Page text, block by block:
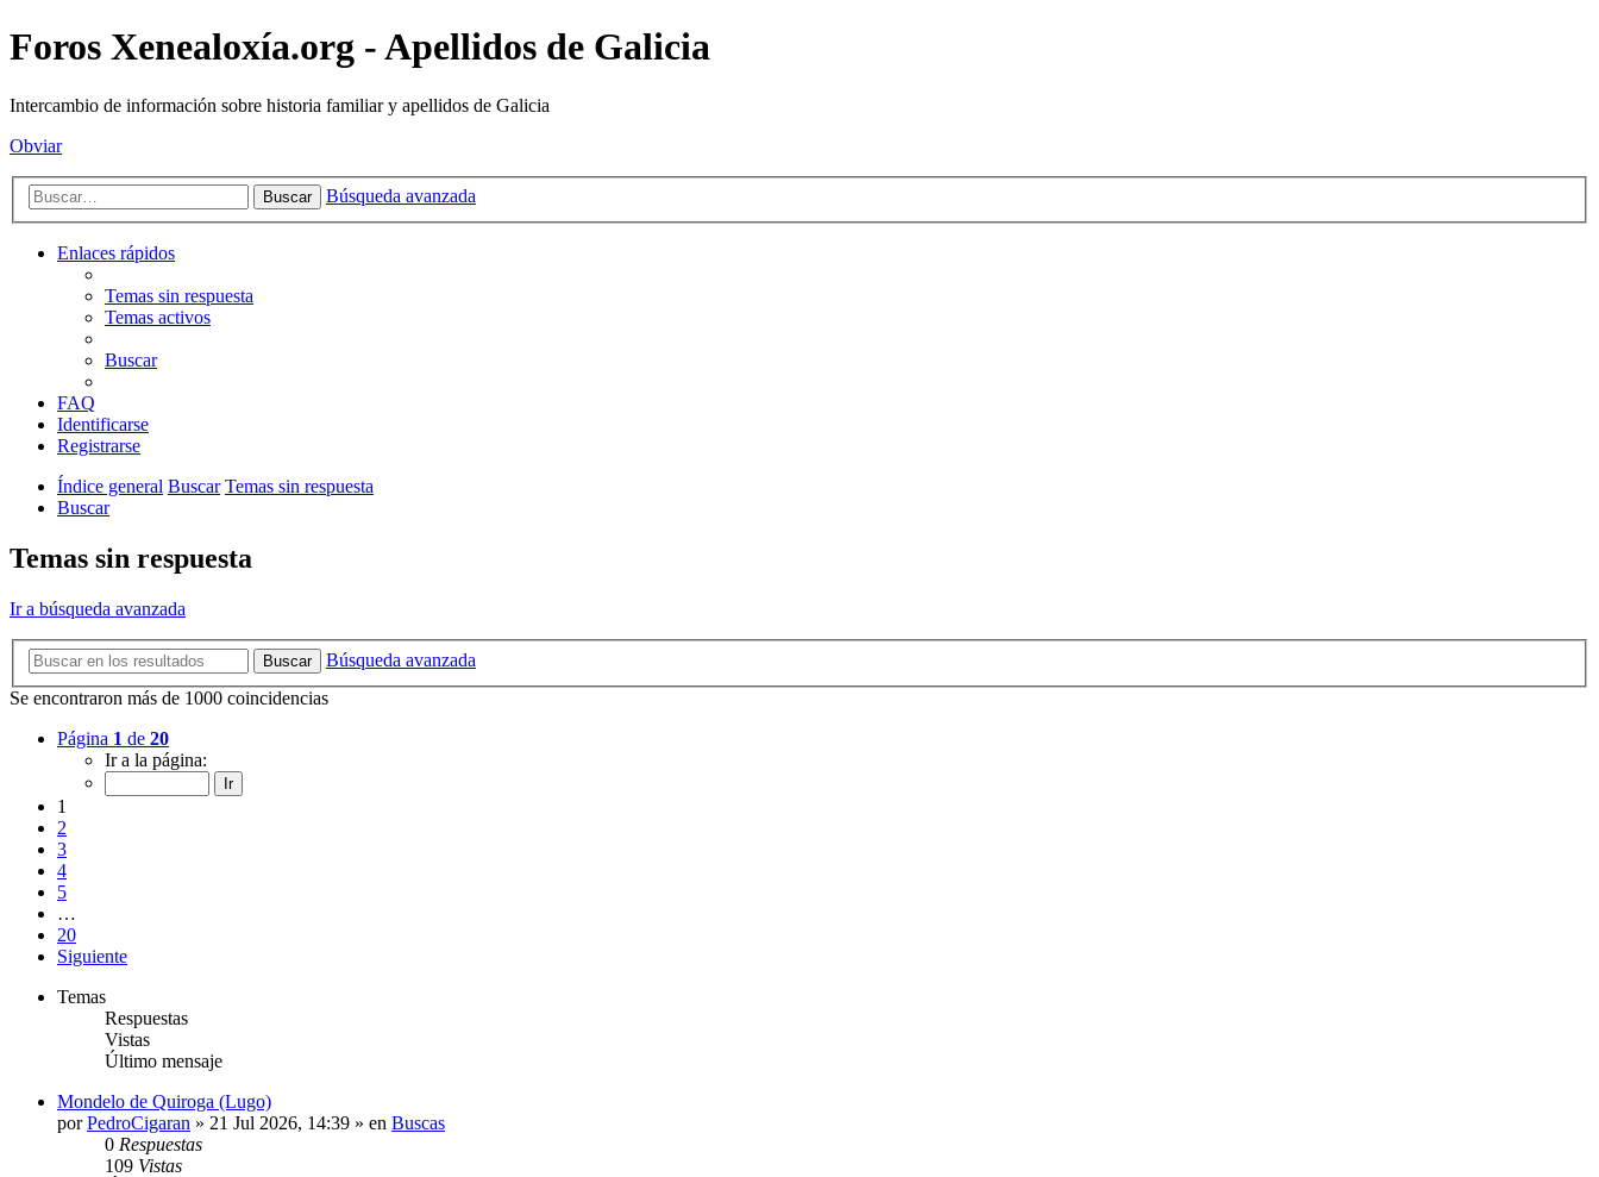
Foros Xenealoxía.org - Apellidos de Galicia
Intercambio de información sobre historia familiar y apellidos de Galicia
Obviar
Buscar Búsqueda avanzada
Enlaces rápidos
Temas sin respuesta
Temas activos
Buscar
FAQ
Identificarse
Registrarse
Índice general Buscar Temas sin respuesta
Buscar
Temas sin respuesta
Ir a búsqueda avanzada
Buscar
Búsqueda avanzada
Se encontraron más de 1000 coincidencias
Página 1 de 20
Ir a la página:
1
2
3
4
5
…
20
Siguiente
Temas
Respuestas
Vistas
Último mensaje
Mondelo de Quiroga (Lugo)
porPedroCigaran » 21 Jul 2026, 14:39 » en Buscas
0 Respuestas
109 Vistas